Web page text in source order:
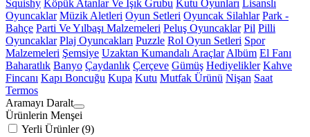
Squishy Köpük Atanlar Ve Işık Grubu Kutu Oyunları
Lisanslı
Oyuncaklar Müzik Aletleri Oyun Setleri Oyuncak Silahlar Park -
Bahçe Parti Ve Yılbaşı Malzemeleri Peluş Oyuncaklar Pil Pilli
Oyuncaklar Plaj Oyuncakları Puzzle Rol Oyun Setleri Spor
Malzemeleri Şemsiye Uzaktan Kumandalı Araçlar Albüm El Fanı
Baharatlık Banyo Çaydanlık Çerçeve Gümüş Hediyelikler Kahve
Fincanı Kapı Boncuğu Kupa Kutu Mutfak Ürünü Nişan Saat
Termos
Aramayı Daralt
Ürünlerin Menşei
Yerli Ürünler (9)